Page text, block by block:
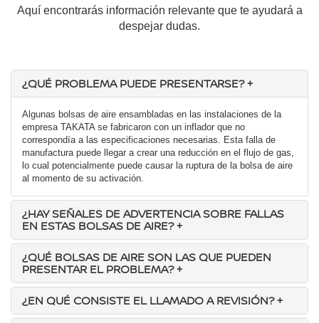
Aquí encontrarás información relevante que te ayudará a
despejar dudas.
¿QUÉ PROBLEMA PUEDE PRESENTARSE?+
Algunas bolsas de aire ensambladas en las instalaciones de la
empresa TAKATA se fabricaron con un inflador que no
correspondía a las especificaciones necesarias. Esta falla de
manufactura puede llegar a crear una reducción en el flujo de gas,
lo cual potencialmente puede causar la ruptura de la bolsa de aire
al momento de su activación.
¿HAY SEÑALES DE ADVERTENCIA SOBRE FALLAS
EN ESTAS BOLSAS DE AIRE?+
¿QUÉ BOLSAS DE AIRE SON LAS QUE PUEDEN
PRESENTAR EL PROBLEMA?+
¿EN QUÉ CONSISTE EL LLAMADO A REVISIÓN?+